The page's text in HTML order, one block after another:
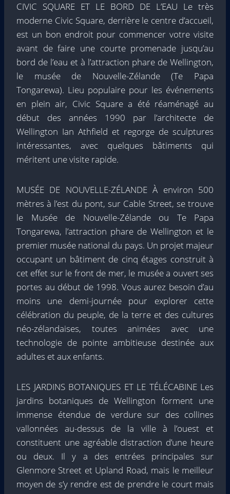
CIVIC SQUARE ET LE BORD DE L’EAU Le très
moderne Civic Square, derrière le centre d’accueil,
est un bon endroit pour commencer votre visite
avant de faire une courte promenade jusqu’au
bord de l’eau et à l’attraction phare de Wellington,
le musée de Nouvelle-Zélande (Te Papa
Tongarewa). Lieu populaire pour les événements
en plein air, Civic Square a été réaménagé au
début des années 1990 par l’architecte de
Wellington Ian Athfield et regorge de sculptures
intéressantes, avec quelques bâtiments qui
méritent une visite rapide.
MUSÉE DE NOUVELLE-ZÉLANDE À environ 500
mètres à l’est du pont, sur Cable Street, se trouve
le Musée de Nouvelle-Zélande ou Te Papa
Tongarewa, l’attraction phare de Wellington et le
premier musée national du pays. Un projet majeur
occupant un bâtiment de cinq étages construit à
cet effet sur le front de mer, le musée a ouvert ses
portes au début de 1998. Vous aurez besoin d’au
moins une demi-journée pour explorer cette
célébration du peuple, de la terre et des cultures
néo-zélandaises, toutes animées avec une
technologie de pointe ambitieuse destinée aux
adultes et aux enfants.
LES JARDINS BOTANIQUES ET LE TÉLÉCABINE Les
jardins botaniques de Wellington forment une
immense étendue de verdure sur des collines
vallonnées au-dessus de la ville à l’ouest et
constituent une agréable distraction d’une heure
ou deux. Il y a des entrées principales sur
Glenmore Street et Upland Road, mais le meilleur
moyen de s’y rendre est de prendre le court mais